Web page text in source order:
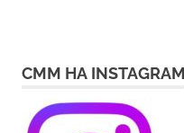
СММ НА INSTAGRAM